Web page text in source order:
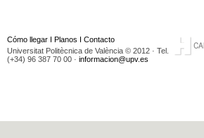
Cómo llegar I Planos I Contacto
Universitat Politècnica de València © 2012 · Tel.
(+34) 96 387 70 00 · informacion@upv.es